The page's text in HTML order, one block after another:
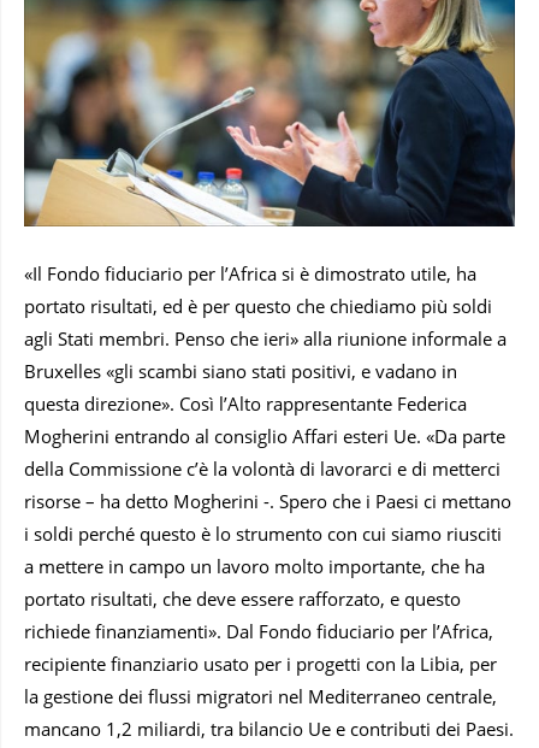
«Il Fondo fiduciario per l’Africa si è dimostrato utile, ha
portato risultati, ed è per questo che chiediamo più soldi
agli Stati membri. Penso che ieri» alla riunione informale a
Bruxelles «gli scambi siano stati positivi, e vadano in
questa direzione». Così l’Alto rappresentante Federica
Mogherini entrando al consiglio Affari esteri Ue. «Da parte
della Commissione c’è la volontà di lavorarci e di metterci
risorse – ha detto Mogherini -. Spero che i Paesi ci mettano
i soldi perché questo è lo strumento con cui siamo riusciti
a mettere in campo un lavoro molto importante, che ha
portato risultati, che deve essere rafforzato, e questo
richiede finanziamenti». Dal Fondo fiduciario per l’Africa,
recipiente finanziario usato per i progetti con la Libia, per
la gestione dei flussi migratori nel Mediterraneo centrale,
mancano 1,2 miliardi, tra bilancio Ue e contributi dei Paesi.